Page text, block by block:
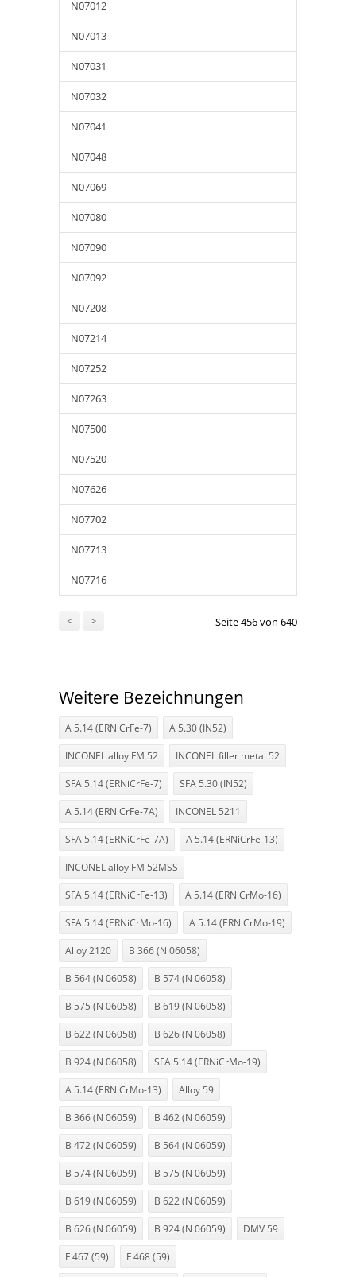
N07012
N07013
N07031
N07032
N07041
N07048
N07069
N07080
N07090
N07092
N07208
N07214
N07252
N07263
N07500
N07520
N07626
N07702
N07713
N07716
< > Seite 456 von 640
Weitere Bezeichnungen
A 5.14 (ERNiCrFe-7) A 5.30 (IN52)
INCONEL alloy FM 52 INCONEL filler metal 52
SFA 5.14 (ERNiCrFe-7) SFA 5.30 (IN52)
A 5.14 (ERNiCrFe-7A) INCONEL 5211
SFA 5.14 (ERNiCrFe-7A) A 5.14 (ERNiCrFe-13)
INCONEL alloy FM 52MSS
SFA 5.14 (ERNiCrFe-13) A 5.14 (ERNiCrMo-16)
SFA 5.14 (ERNiCrMo-16) A 5.14 (ERNiCrMo-19)
Alloy 2120 B 366 (N 06058)
B 564 (N 06058) B 574 (N 06058)
B 575 (N 06058) B 619 (N 06058)
B 622 (N 06058) B 626 (N 06058)
B 924 (N 06058) SFA 5.14 (ERNiCrMo-19)
A 5.14 (ERNiCrMo-13) Alloy 59
B 366 (N 06059) B 462 (N 06059)
B 472 (N 06059) B 564 (N 06059)
B 574 (N 06059) B 575 (N 06059)
B 619 (N 06059) B 622 (N 06059)
B 626 (N 06059) B 924 (N 06059) DMV 59
F 467 (59) F 468 (59)